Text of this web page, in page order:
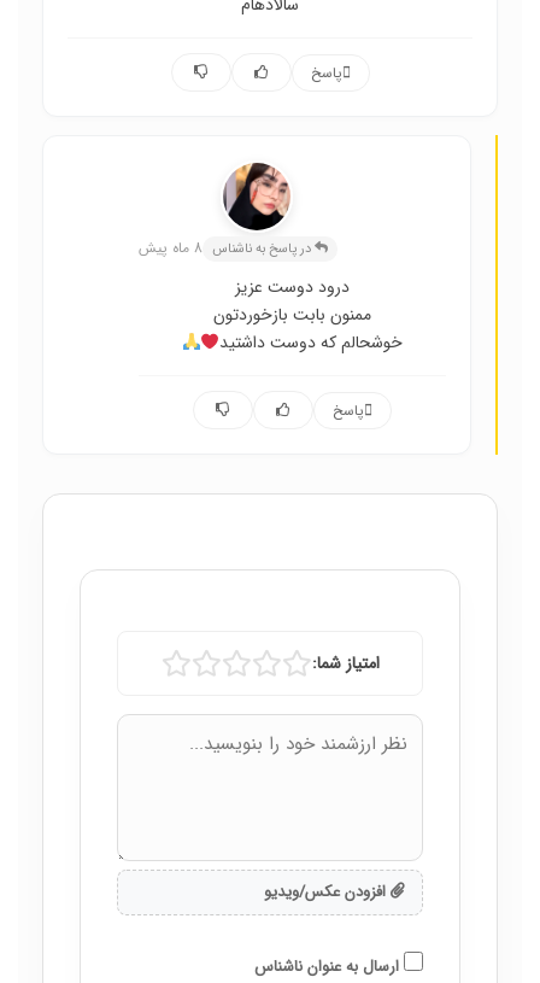
پاسخ
در پاسخ به ناشناس 8 ماه پیش
درود دوست عزیز
ممنون بابت بازخوردتون
خوشحالم که دوست داشتید
پاسخ
امتیاز شما:
افزودن عکس/ویدیو
ارسال به عنوان ناشناس